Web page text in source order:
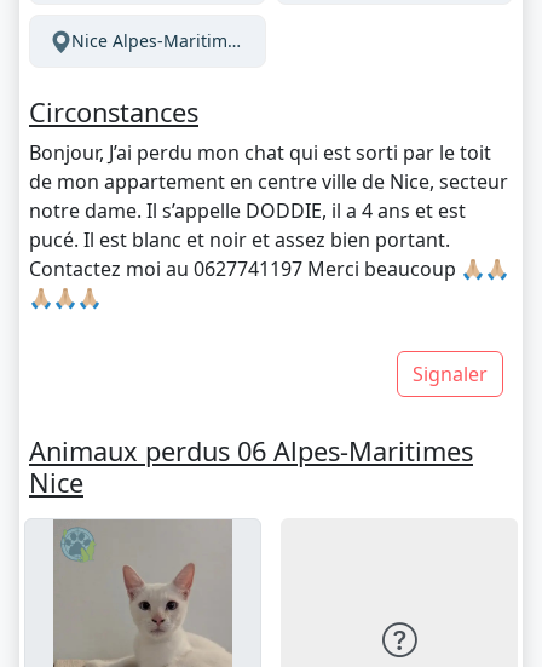
Nice Alpes-Maritimes France
Circonstances
Bonjour, J’ai perdu mon chat qui est sorti par le toit
de mon appartement en centre ville de Nice, secteur
notre dame. Il s’appelle DODDIE, il a 4 ans et est
pucé. Il est blanc et noir et assez bien portant.
Contactez moi au 0627741197 Merci beaucoup 🙏🏼🙏🏼
🙏🏼🙏🏼🙏🏼
Signaler
Animaux perdus 06 Alpes-Maritimes
Nice